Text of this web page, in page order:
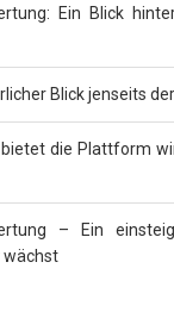
Ein Blick
Blick jenseits
bietet die Plattform
– Ein
wächst